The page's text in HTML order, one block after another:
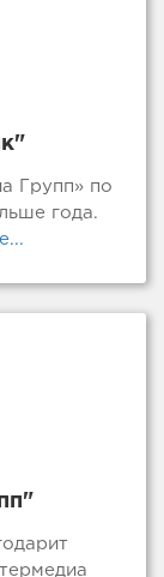
Групп» по
года.